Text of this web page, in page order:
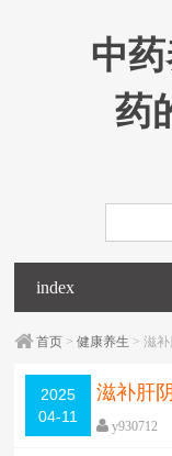
中
药
index
首页 >健康养生 > 滋
2025
04-11
滋补肝
y930712